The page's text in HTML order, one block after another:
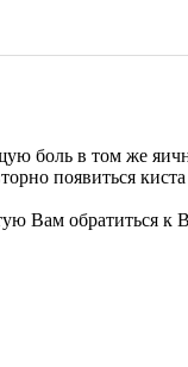
боль в том же
появиться
Вам обратиться к